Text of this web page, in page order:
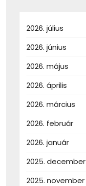
2026. július
2026. június
2026. május
2026. április
2026. március
2026. február
2026. január
2025. december
2025. november